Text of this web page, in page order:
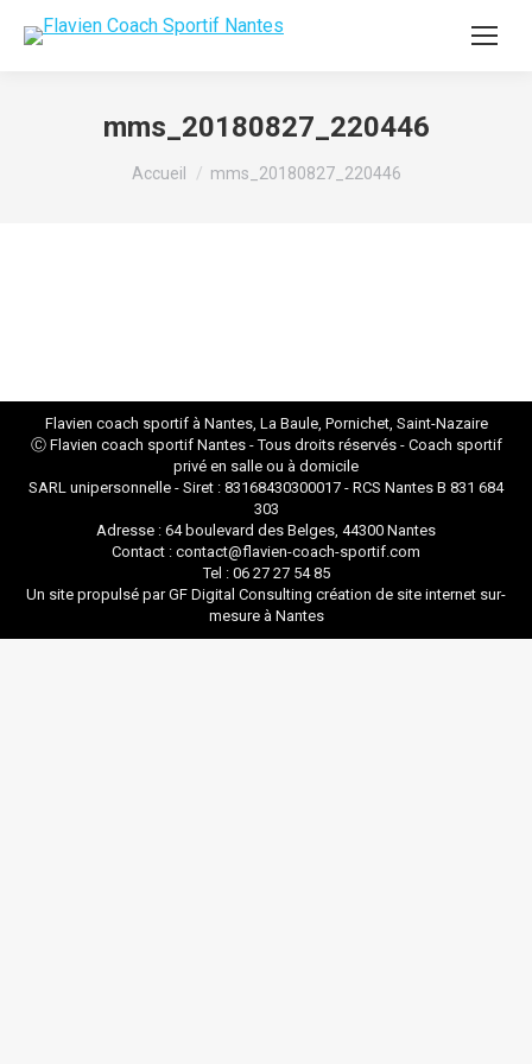
mms_20180827_220446
Vous êtes ici :
Accueil mms_20180827_220446
Flavien coach sportif à Nantes, La Baule, Pornichet, Saint-Nazaire
Ⓒ Flavien coach sportif Nantes- Tous droits réservés - Coach sportif
privé en salle ou à domicile
SARL unipersonnelle - Siret : 83168430300017 - RCS Nantes B 831 684
303
Adresse : 64 boulevard des Belges, 44300 Nantes
Contact : contact@flavien-coach-sportif.com
Tel : 06 27 27 54 85
Un site propulsé par GF Digital Consulting création de site internet sur-
mesure à Nantes